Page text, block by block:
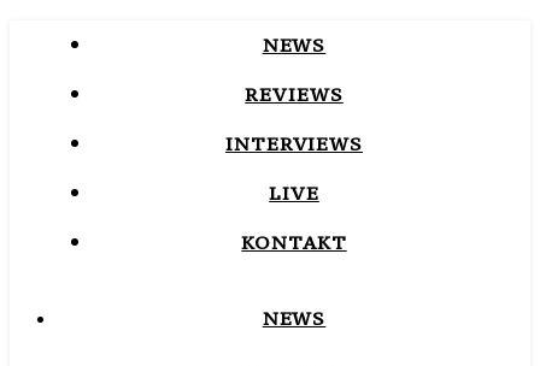
NEWS
REVIEWS
INTERVIEWS
LIVE
KONTAKT
NEWS